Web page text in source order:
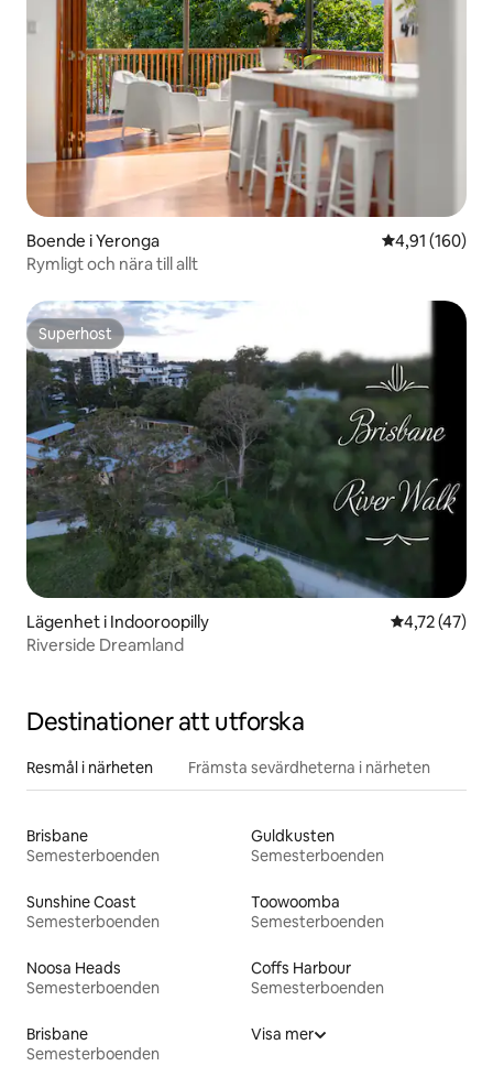
Boende i Yeronga 4,91 av 5 i
4,91 (160)
Rymligt och nära till allt
Superhost
Superhost
Lägenhet i Indooroopilly 4,72 av 5 i
4,72 (47)
Riverside Dreamland
Destinationer att utforska
Resmål i närheten Främsta sevärdheterna i närheten
Brisbane
Semesterboenden
Guldkusten
Semesterboenden
Sunshine Coast
Semesterboenden
Toowoomba
Semesterboenden
Noosa Heads
Semesterboenden
Coffs Harbour
Semesterboenden
Brisbane
Semesterboenden
Visa mer